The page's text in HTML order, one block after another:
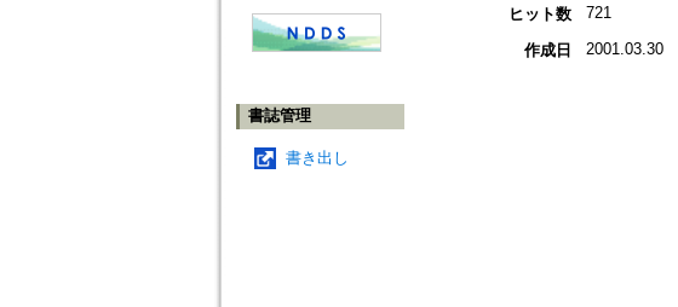
書誌管理
書き出し
ヒット数
721
作成日 2001.03.30